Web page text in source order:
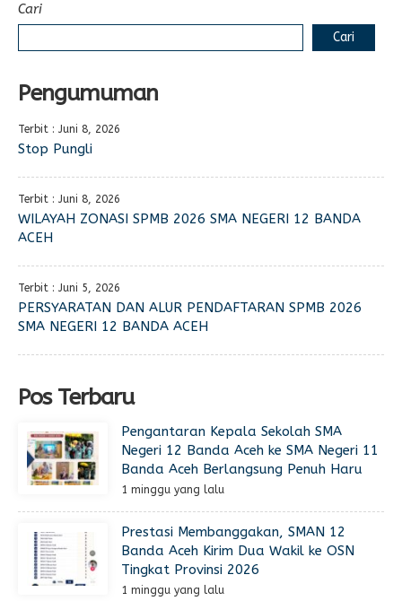
Cari
Cari
Pengumuman
Terbit : Juni 8, 2026
Stop Pungli
Terbit : Juni 8, 2026
WILAYAH ZONASI SPMB 2026 SMA NEGERI 12 BANDA
ACEH
Terbit : Juni 5, 2026
PERSYARATAN DAN ALUR PENDAFTARAN SPMB 2026
SMA NEGERI 12 BANDA ACEH
Pos Terbaru
Pengantaran Kepala Sekolah SMA
Negeri 12 Banda Aceh ke SMA Negeri 11
Banda Aceh Berlangsung Penuh Haru
1 minggu yang lalu
Prestasi Membanggakan, SMAN 12
Banda Aceh Kirim Dua Wakil ke OSN
Tingkat Provinsi 2026
1 minggu yang lalu